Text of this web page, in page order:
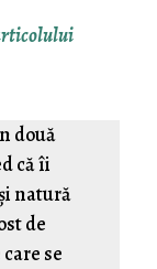
două
că îi
natură
de
se